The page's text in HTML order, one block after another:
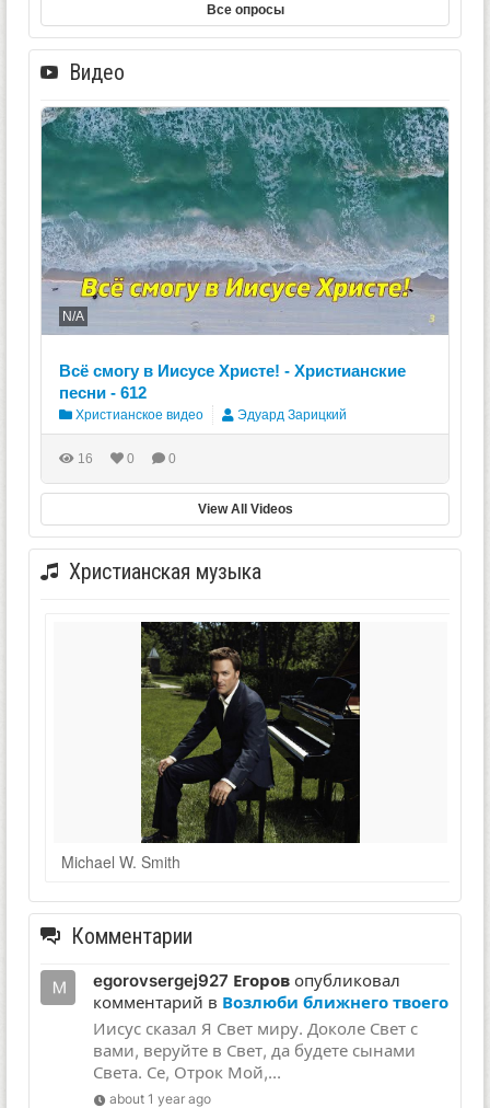
Все опросы
Видео
N/A
Всё смогу в Иисусе Христе! - Христианские
песни - 612
Христианское видео Эдуард Зарицкий
16 0 0
View All Videos
Христианская музыка
Michael W. Smith
Комментарии
egorovsergej927 Егоров опубликовал
комментарий в Возлюби ближнего твоего
Иисус сказал Я Свет миру. Доколе Свет с
вами, веруйте в Свет, да будете сынами
Света. Се, Отрок Мой,...
about 1 year ago